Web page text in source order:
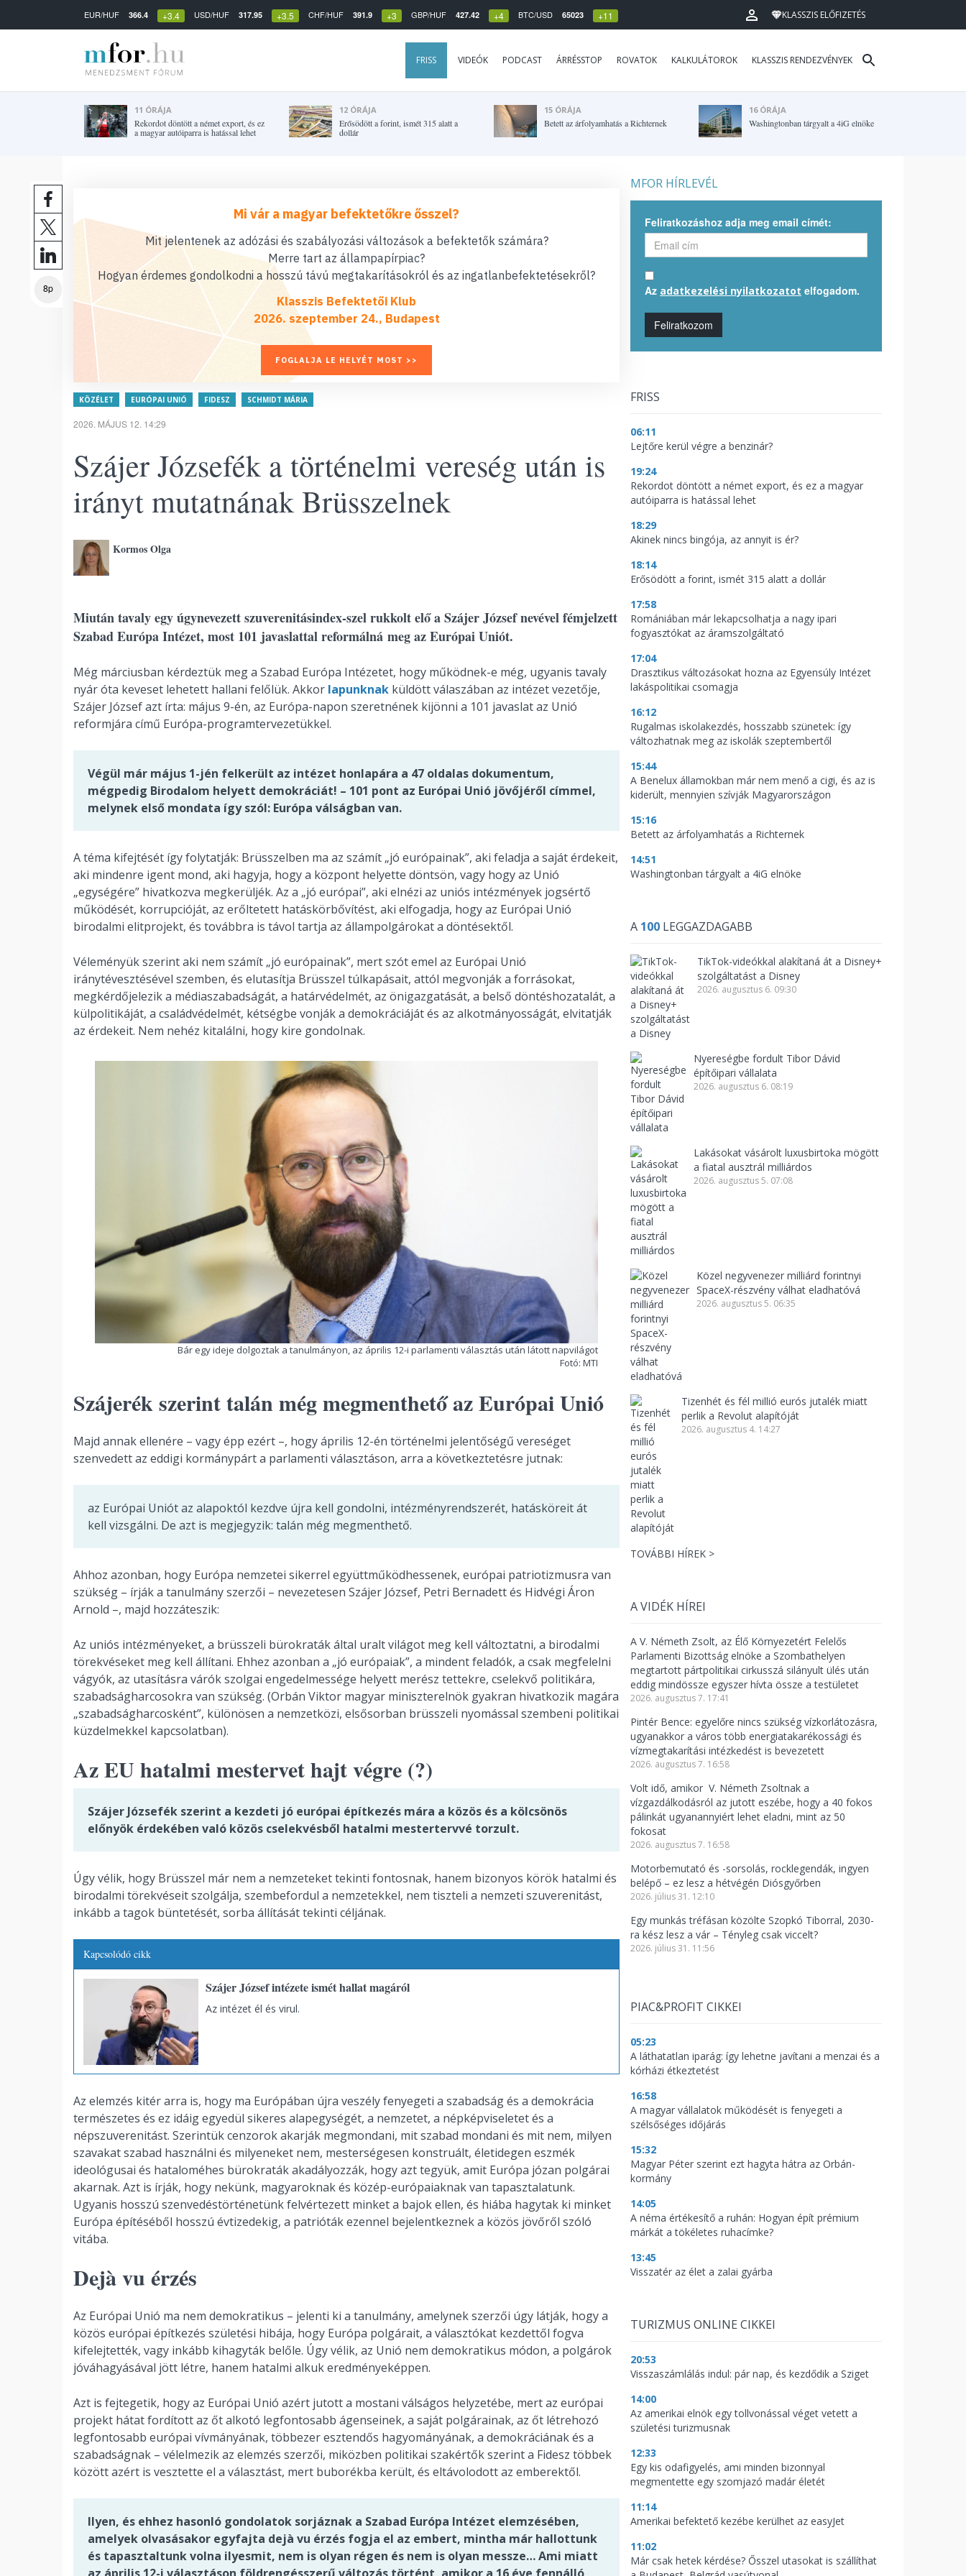
EUR/HUF 366.4 +3.4 USD/HUF 317.95 +3.5 CHF/HUF 391.9 +3 GBP/HUF 427.42 +4 BTC/USD 65023 +11 KLASSZIS ELŐFIZETÉS
FRISS VIDEÓK PODCAST ÁRRÉSSTOP ROVATOK KALKULÁTOROK KLASSZIS RENDEZVÉNYEK
11 ÓRÁJA
Rekordot döntött a német export, és ez
a magyar autóiparra is hatással lehet
12 ÓRÁJA
Erősödött a forint, ismét 315 alatt a
dollár
15 ÓRÁJA
Betett az árfolyamhatás a Richternek
16 ÓRÁJA
Washingtonban tárgyalt a 4iG elnöke
8p
Mi vár a magyar befektetőkre ősszel?
Mit jelentenek az adózási és szabályozási változások a befektetők számára?
Merre tart az állampapírpiac?
Hogyan érdemes gondolkodni a hosszú távú megtakarításokról és az ingatlanbefektetésekről?
Klasszis Befektetői Klub
2026. szeptember 24., Budapest
FOGLALJA LE HELYÉT MOST >>
KÖZÉLET EURÓPAI UNIÓ FIDESZ SCHMIDT MÁRIA
2026. MÁJUS 12. 14:29
Szájer Józsefék a történelmi vereség után is
irányt mutatnának Brüsszelnek
Kormos Olga
Miután tavaly egy úgynevezett szuverenitásindex-szel rukkolt elő a Szájer József nevével fémjelzett
Szabad Európa Intézet, most 101 javaslattal reformálná meg az Európai Uniót.
Még márciusban kérdeztük meg a Szabad Európa Intézetet, hogy működnek-e még, ugyanis tavaly
nyár óta keveset lehetett hallani felőlük. Akkor lapunknak küldött válaszában az intézet vezetője,
Szájer József azt írta: május 9-én, az Európa-napon szeretnének kijönni a 101 javaslat az Unió
reformjára című Európa-programtervezetükkel.
Végül már május 1-jén felkerült az intézet honlapára a 47 oldalas dokumentum,
mégpedig Birodalom helyett demokráciát! – 101 pont az Európai Unió jövőjéről címmel,
melynek első mondata így szól: Európa válságban van.
A téma kifejtését így folytatják: Brüsszelben ma az számít „jó európainak”, aki feladja a saját érdekeit,
aki mindenre igent mond, aki hagyja, hogy a központ helyette döntsön, vagy hogy az Unió
„egységére” hivatkozva megkerüljék. Az a „jó európai”, aki elnézi az uniós intézmények jogsértő
működését, korrupcióját, az erőltetett hatáskörbővítést, aki elfogadja, hogy az Európai Unió
birodalmi elitprojekt, és továbbra is távol tartja az állampolgárokat a döntésektől.
Véleményük szerint aki nem számít „jó európainak”, mert szót emel az Európai Unió
iránytévesztésével szemben, és elutasítja Brüsszel túlkapásait, attól megvonják a forrásokat,
megkérdőjelezik a médiaszabadságát, a határvédelmét, az önigazgatását, a belső döntéshozatalát, a
külpolitikáját, a családvédelmét, kétségbe vonják a demokráciáját és az alkotmányosságát, elvitatják
az érdekeit. Nem nehéz kitalálni, hogy kire gondolnak.
Bár egy ideje dolgoztak a tanulmányon, az április 12-i parlamenti választás után látott napvilágot
Fotó: MTI
Szájerék szerint talán még megmenthető az Európai Unió
Majd annak ellenére – vagy épp ezért –, hogy április 12-én történelmi jelentőségű vereséget
szenvedett az eddigi kormánypárt a parlamenti választáson, arra a következtetésre jutnak:
az Európai Uniót az alapoktól kezdve újra kell gondolni, intézményrendszerét, hatásköreit át
kell vizsgálni. De azt is megjegyzik: talán még megmenthető.
Ahhoz azonban, hogy Európa nemzetei sikerrel együttműködhessenek, európai patriotizmusra van
szükség – írják a tanulmány szerzői – nevezetesen Szájer József, Petri Bernadett és Hidvégi Áron
Arnold –, majd hozzáteszik:
Az uniós intézményeket, a brüsszeli bürokraták által uralt világot meg kell változtatni, a birodalmi
törekvéseket meg kell állítani. Ehhez azonban a „jó európaiak”, a mindent feladók, a csak megfelelni
vágyók, az utasításra várók szolgai engedelmessége helyett merész tettekre, cselekvő politikára,
szabadságharcosokra van szükség. (Orbán Viktor magyar miniszterelnök gyakran hivatkozik magára
„szabadságharcosként”, különösen a nemzetközi, elsősorban brüsszeli nyomással szembeni politikai
küzdelmekkel kapcsolatban).
Az EU hatalmi mestervet hajt végre (?)
Szájer Józsefék szerint a kezdeti jó európai építkezés mára a közös és a kölcsönös
előnyök érdekében való közös cselekvésből hatalmi mestertervvé torzult.
Úgy vélik, hogy Brüsszel már nem a nemzeteket tekinti fontosnak, hanem bizonyos körök hatalmi és
birodalmi törekvéseit szolgálja, szembefordul a nemzetekkel, nem tiszteli a nemzeti szuverenitást,
inkább a tagok büntetését, sorba állítását tekinti céljának.
Kapcsolódó cikk
Szájer József intézete ismét hallat magáról
Az intézet él és virul.
Az elemzés kitér arra is, hogy ma Európában újra veszély fenyegeti a szabadság és a demokrácia
természetes és ez idáig egyedül sikeres alapegységét, a nemzetet, a népképviseletet és a
népszuverenitást. Szerintük cenzorok akarják megmondani, mit szabad mondani és mit nem, milyen
szavakat szabad használni és milyeneket nem, mesterségesen konstruált, életidegen eszmék
ideológusai és hataloméhes bürokraták akadályozzák, hogy azt tegyük, amit Európa józan polgárai
akarnak. Azt is írják, hogy nekünk, magyaroknak és közép-európaiaknak van tapasztalatunk.
Ugyanis hosszú szenvedéstörténetünk felvértezett minket a bajok ellen, és hiába hagytak ki minket
Európa építéséből hosszú évtizedekig, a patrióták ezennel bejelentkeznek a közös jövőről szóló
vitába.
Dejà vu érzés
Az Európai Unió ma nem demokratikus – jelenti ki a tanulmány, amelynek szerzői úgy látják, hogy a
közös európai építkezés születési hibája, hogy Európa polgárait, a választókat kezdettől fogva
kifelejtették, vagy inkább kihagyták belőle. Úgy vélik, az Unió nem demokratikus módon, a polgárok
jóváhagyásával jött létre, hanem hatalmi alkuk eredményeképpen.
Azt is fejtegetik, hogy az Európai Unió azért jutott a mostani válságos helyzetébe, mert az európai
projekt hátat fordított az őt alkotó legfontosabb ágenseinek, a saját polgárainak, az őt létrehozó
legfontosabb európai vívmányának, többezer esztendős hagyományának, a demokráciának és a
szabadságnak – vélelmezik az elemzés szerzői, miközben politikai szakértők szerint a Fidesz többek
között azért is vesztette el a választást, mert buborékba került, és eltávolodott az emberektől.
Ilyen, és ehhez hasonló gondolatok sorjáznak a Szabad Európa Intézet elemzésében,
amelyek olvasásakor egyfajta dejà vu érzés fogja el az embert, mintha már hallottunk
és tapasztaltunk volna ilyesmit, nem is olyan régen és nem is olyan messze… Ami miatt
MFOR HÍRLEVÉL
Feliratkozáshoz adja meg email címét:
Az adatkezelési nyilatkozatot elfogadom.
Feliratkozom
FRISS
06:11
Lejtőre kerül végre a benzinár?
19:24
Rekordot döntött a német export, és ez a magyar
autóiparra is hatással lehet
18:29
Akinek nincs bingója, az annyit is ér?
18:14
Erősödött a forint, ismét 315 alatt a dollár
17:58
Romániában már lekapcsolhatja a nagy ipari
fogyasztókat az áramszolgáltató
17:04
Drasztikus változásokat hozna az Egyensúly Intézet
lakáspolitikai csomagja
16:12
Rugalmas iskolakezdés, hosszabb szünetek: így
változhatnak meg az iskolák szeptembertől
15:44
A Benelux államokban már nem menő a cigi, és az is
kiderült, mennyien szívják Magyarországon
15:16
Betett az árfolyamhatás a Richternek
14:51
Washingtonban tárgyalt a 4iG elnöke
A 100 LEGGAZDAGABB
TikTok-videókkal alakítaná át a Disney+
szolgáltatást a Disney
2026. augusztus 6. 09:30
Nyereségbe fordult Tibor Dávid
építőipari vállalata
2026. augusztus 6. 08:19
Lakásokat vásárolt luxusbirtoka mögött
a fiatal ausztrál milliárdos
2026. augusztus 5. 07:08
Közel negyvenezer milliárd forintnyi
SpaceX-részvény válhat eladhatóvá
2026. augusztus 5. 06:35
Tizenhét és fél millió eurós jutalék miatt
perlik a Revolut alapítóját
2026. augusztus 4. 14:27
TOVÁBBI HÍREK >
A VIDÉK HÍREI
A V. Németh Zsolt, az Élő Környezetért Felelős
Parlamenti Bizottság elnöke a Szombathelyen
megtartott pártpolitikai cirkusszá silányult ülés után
eddig mindössze egyszer hívta össze a testületet
2026. augusztus 7. 17:41
Pintér Bence: egyelőre nincs szükség vízkorlátozásra,
ugyanakkor a város több energiatakarékossági és
vízmegtakarítási intézkedést is bevezetett
2026. augusztus 7. 16:58
Volt idő, amikor V. Németh Zsoltnak a
vízgazdálkodásról az jutott eszébe, hogy a 40 fokos
pálinkát ugyanannyiért lehet eladni, mint az 50
fokosat
2026. augusztus 7. 16:58
Motorbemutató és -sorsolás, rocklegendák, ingyen
belépő – ez lesz a hétvégén Diósgyőrben
2026. július 31. 12:10
Egy munkás tréfásan közölte Szopkó Tiborral, 2030-
ra kész lesz a vár – Tényleg csak viccelt?
2026. július 31. 11:56
PIAC&PROFIT CIKKEI
05:23
A láthatatlan iparág: így lehetne javítani a menzai és a
kórházi étkeztetést
16:58
A magyar vállalatok működését is fenyegeti a
szélsőséges időjárás
15:32
Magyar Péter szerint ezt hagyta hátra az Orbán-
kormány
14:05
A néma értékesítő a ruhán: Hogyan épít prémium
márkát a tökéletes ruhacímke?
13:45
Visszatér az élet a zalai gyárba
TURIZMUS ONLINE CIKKEI
20:53
Visszaszámlálás indul: pár nap, és kezdődik a Sziget
14:00
Az amerikai elnök egy tollvonással véget vetett a
születési turizmusnak
12:33
Egy kis odafigyelés, ami minden bizonnyal
megmentette egy szomjazó madár életét
11:14
Amerikai befektető kezébe kerülhet az easyJet
11:02
Már csak hetek kérdése? Ősszel utasokat is szállíthat